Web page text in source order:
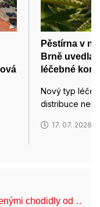
Pěstírna v
Brně uvedla
léčebné
Nový typ
distribuce
17. 07. 2026
chodidly od …